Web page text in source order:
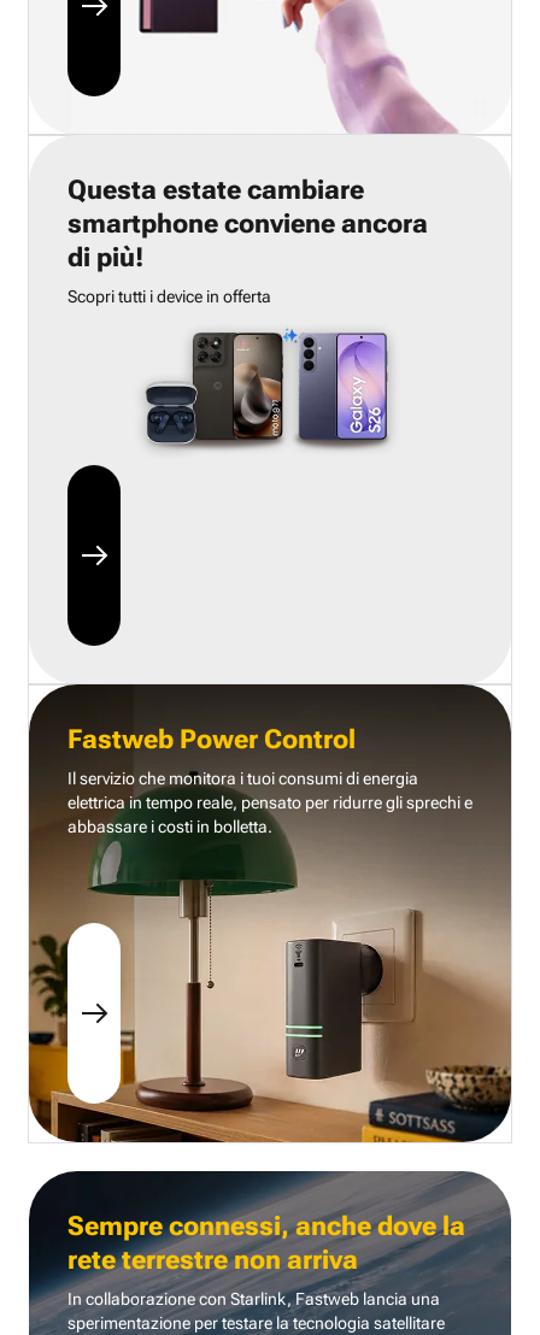
Questa estate cambiare
smartphone conviene ancora
di più!
Scopri tutti i device in offerta
Fastweb Power Control
Il servizio che monitora i tuoi consumi di energia
elettrica in tempo reale, pensato per ridurre gli sprechi e
abbassare i costi in bolletta.
Sempre connessi, anche dove la
rete terrestre non arriva
In collaborazione con Starlink, Fastweb lancia una
sperimentazione per testare la tecnologia satellitare